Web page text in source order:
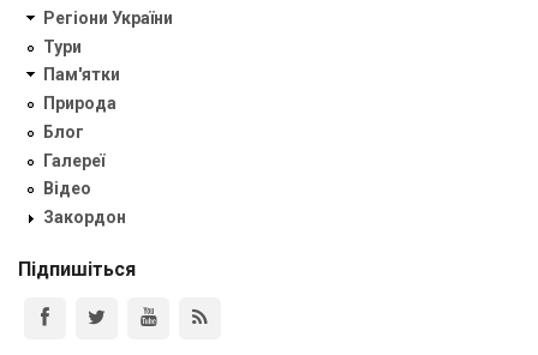
Регіони України
Тури
Пам'ятки
Природа
Блог
Галереї
Відео
Закордон
Підпишіться